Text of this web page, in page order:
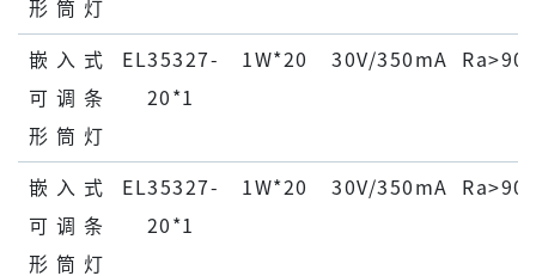
形 筒 灯
嵌 ⼊ 式
可 调 条
形 筒 灯
EL35327-
20*1
1W*20 30V/350mA Ra>90
嵌 ⼊ 式
可 调 条
形 筒 灯
EL35327-
20*1
1W*20 30V/350mA Ra>90